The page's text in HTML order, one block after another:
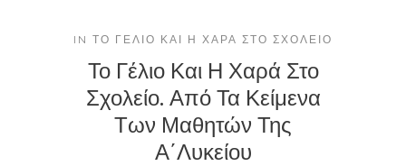
IN ΤΟ ΓΈΛΙΟ ΚΑΙ Η ΧΑΡΆ ΣΤΟ ΣΧΟΛΕΊΟ
Το Γέλιο Και Η Χαρά Στο
Σχολείο. Από Τα Κείμενα
Των Μαθητών Της
Α΄Λυκείου